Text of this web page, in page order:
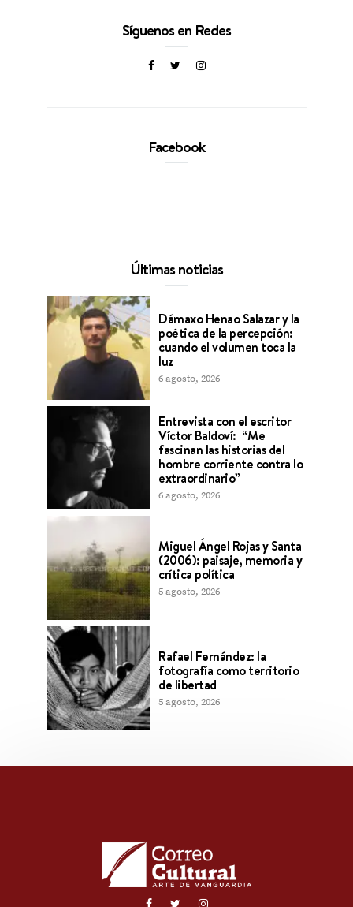
Síguenos en Redes
Facebook
Últimas noticias
Dámaxo Henao Salazar y la
poética de la percepción:
cuando el volumen toca la
luz
6 agosto, 2026
Entrevista con el escritor
Víctor Baldoví: “Me
fascinan las historias del
hombre corriente contra lo
extraordinario”
6 agosto, 2026
Miguel Ángel Rojas y Santa
(2006): paisaje, memoria y
crítica política
5 agosto, 2026
Rafael Fernández: la
fotografía como territorio
de libertad
5 agosto, 2026